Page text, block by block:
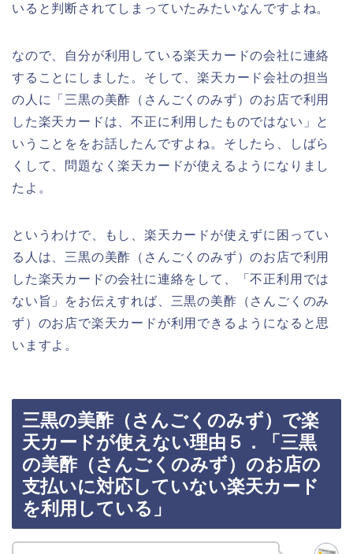
いると判断されてしまっていたみたいなんですよね。
なので、自分が利用している楽天カードの会社に連絡
することにしました。そして、楽天カード会社の担当
の人に「三黒の美酢（さんごくのみず）のお店で利用
した楽天カードは、不正に利用したものではない」と
いうことををお話したんですよね。そしたら、しばら
くして、問題なく楽天カードが使えるようになりまし
たよ。
というわけで、もし、楽天カードが使えずに困ってい
る人は、三黒の美酢（さんごくのみず）のお店で利用
した楽天カードの会社に連絡をして、「不正利用では
ない旨」をお伝えすれば、三黒の美酢（さんごくのみ
ず）のお店で楽天カードが利用できるようになると思
いますよ。
三黒の美酢（さんごくのみず）で楽
天カードが使えない理由５．「三黒
の美酢（さんごくのみず）のお店の
支払いに対応していない楽天カード
を利用している」